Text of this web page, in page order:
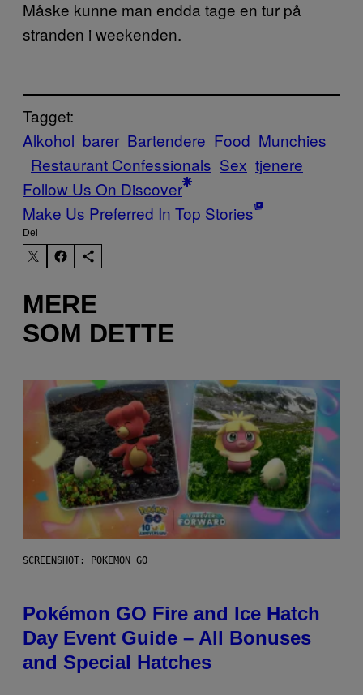
Måske kunne man endda tage en tur på
stranden i weekenden.
Tagget:
Alkohol barer Bartendere Food Munchies
Restaurant Confessionals Sex tjenere
Follow Us On Discover
Make Us Preferred In Top Stories
Del
MERE
SOM DETTE
SCREENSHOT: POKEMON GO
Pokémon GO Fire and Ice Hatch
Day Event Guide – All Bonuses
and Special Hatches